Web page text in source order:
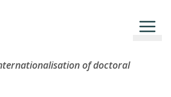
of doctoral